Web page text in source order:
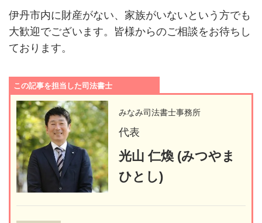
伊丹市内に財産がない、家族がいないという方でも
大歓迎でございます。皆様からのご相談をお待ちし
ております。
この記事を担当した司法書士
みなみ司法書士事務所
代表
光山 仁煥 (みつやま
ひとし)